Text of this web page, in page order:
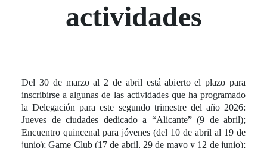
actividades
Del 30 de marzo al 2 de abril está abierto el plazo para
inscribirse a algunas de las actividades que ha programado
la Delegación para este segundo trimestre del año 2026:
Jueves de ciudades dedicado a “Alicante” (9 de abril);
Encuentro quincenal para jóvenes (del 10 de abril al 19 de
junio); Game Club (17 de abril, 29 de mayo y 12 de junio);